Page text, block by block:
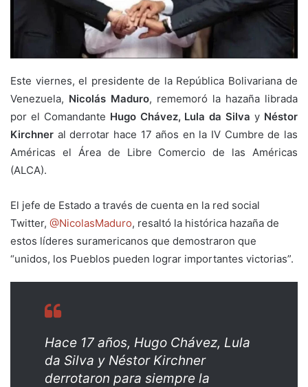
Este viernes, el presidente de la República Bolivariana de
Venezuela, Nicolás Maduro, rememoró la hazaña librada
por el Comandante Hugo Chávez, Lula da Silva y Néstor
Kirchner al derrotar hace 17 años en la IV Cumbre de las
Américas el Área de Libre Comercio de las Américas
(ALCA).
El jefe de Estado a través de cuenta en la red social
Twitter, @NicolasMaduro, resaltó la histórica hazaña de
estos líderes suramericanos que demostraron que
“unidos, los Pueblos pueden lograr importantes victorias”.
Hace 17 años, Hugo Chávez, Lula
da Silva y Néstor Kirchner
derrotaron para siempre la